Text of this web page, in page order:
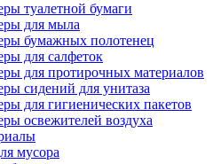
туалетной бумаги
для мыла
бумажных полотенец
для салфеток
для протирочных материалов
сидений для унитаза
для гигиенических пакетов
освежителей воздуха
мусора